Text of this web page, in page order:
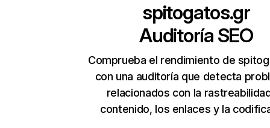
spitogatos.gr
Auditoría SEO
Comprueba el rendimiento de
con una auditoría que detecta
relacionados con la
contenido, los enlaces y la